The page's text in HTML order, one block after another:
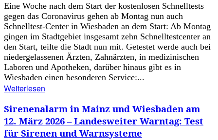
Eine Woche nach dem Start der kostenlosen Schnelltests
gegen das Coronavirus gehen ab Montag nun auch
Schnelltest-Center in Wiesbaden an dem Start: Ab Montag
gingen im Stadtgebiet insgesamt zehn Schnelltestcenter an
den Start, teilte die Stadt nun mit. Getestet werde auch bei
niedergelassenen Ärzten, Zahnärzten, in medizinischen
Laboren und Apotheken, darüber hinaus gibt es in
Wiesbaden einen besonderen Service:...
Weiterlesen
Sirenenalarm in Mainz und Wiesbaden am
12. März 2026 – Landesweiter Warntag: Test
für Sirenen und Warnsysteme